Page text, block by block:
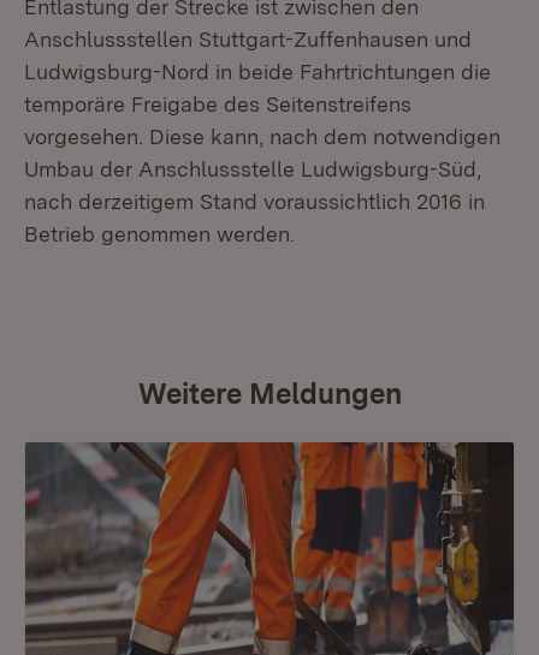
Entlastung der Strecke ist zwischen den
Anschlussstellen Stuttgart-Zuffenhausen und
Ludwigsburg-Nord in beide Fahrtrichtungen die
temporäre Freigabe des Seitenstreifens
vorgesehen. Diese kann, nach dem notwendigen
Umbau der Anschlussstelle Ludwigsburg-Süd,
nach derzeitigem Stand voraussichtlich 2016 in
Betrieb genommen werden.
Weitere Meldungen